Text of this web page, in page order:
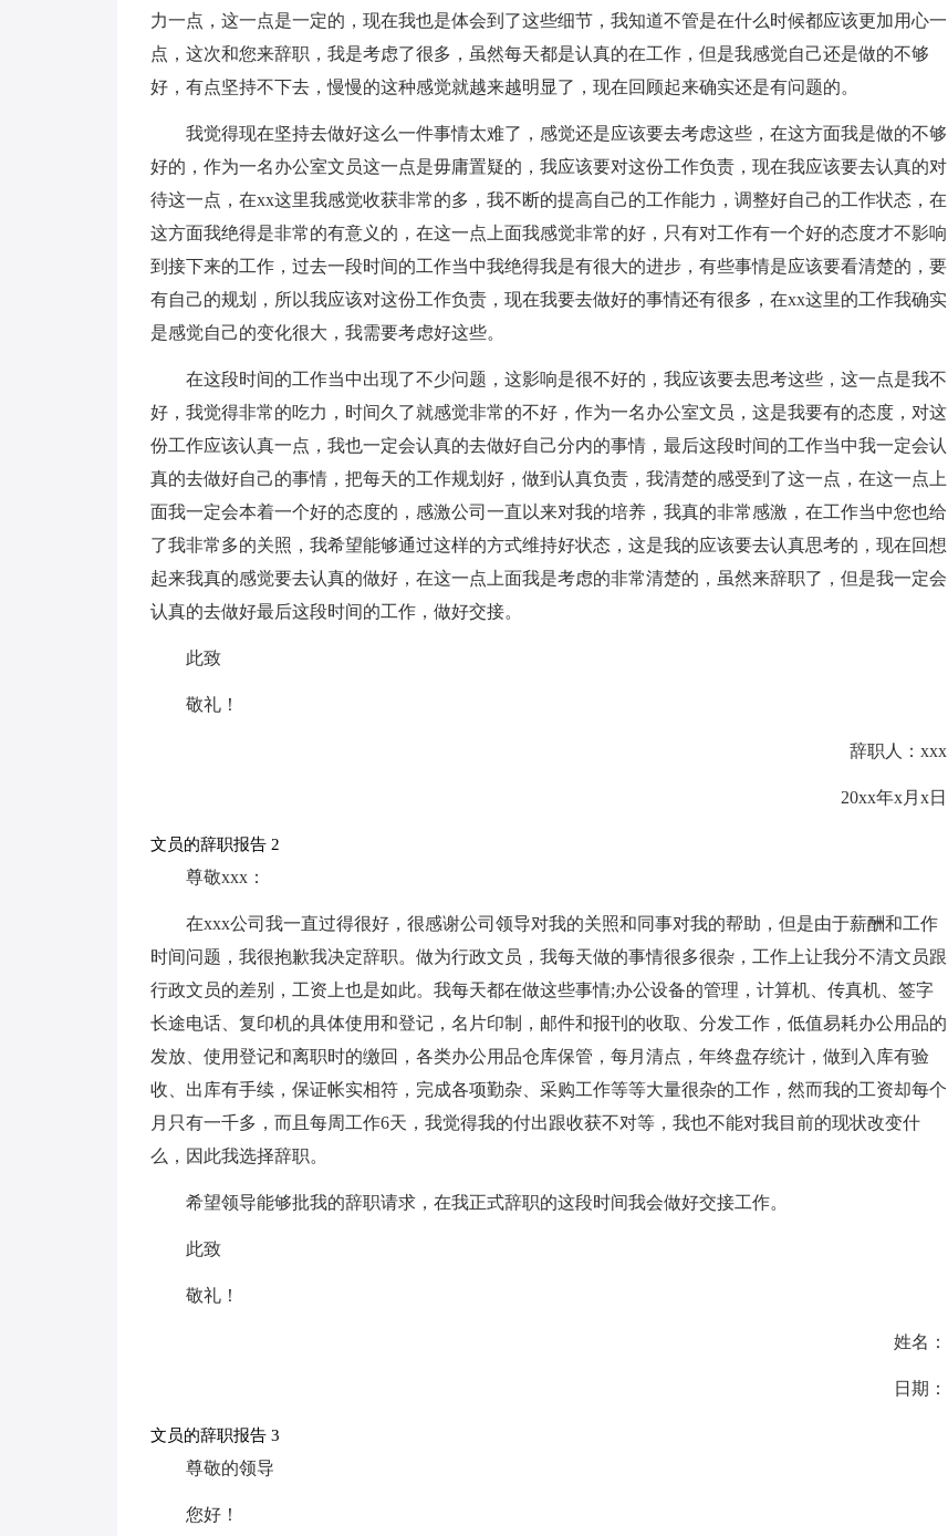
力一点，这一点是一定的，现在我也是体会到了这些细节，我知道不管是在什么时候都应该更加用心一
点，这次和您来辞职，我是考虑了很多，虽然每天都是认真的在工作，但是我感觉自己还是做的不够
好，有点坚持不下去，慢慢的这种感觉就越来越明显了，现在回顾起来确实还是有问题的。
我觉得现在坚持去做好这么一件事情太难了，感觉还是应该要去考虑这些，在这方面我是做的不够
好的，作为一名办公室文员这一点是毋庸置疑的，我应该要对这份工作负责，现在我应该要去认真的对
待这一点，在xx这里我感觉收获非常的多，我不断的提高自己的工作能力，调整好自己的工作状态，在
这方面我绝得是非常的有意义的，在这一点上面我感觉非常的好，只有对工作有一个好的态度才不影响
到接下来的工作，过去一段时间的工作当中我绝得我是有很大的进步，有些事情是应该要看清楚的，要
有自己的规划，所以我应该对这份工作负责，现在我要去做好的事情还有很多，在xx这里的工作我确实
是感觉自己的变化很大，我需要考虑好这些。
在这段时间的工作当中出现了不少问题，这影响是很不好的，我应该要去思考这些，这一点是我不
好，我觉得非常的吃力，时间久了就感觉非常的不好，作为一名办公室文员，这是我要有的态度，对这
份工作应该认真一点，我也一定会认真的去做好自己分内的事情，最后这段时间的工作当中我一定会认
真的去做好自己的事情，把每天的工作规划好，做到认真负责，我清楚的感受到了这一点，在这一点上
面我一定会本着一个好的态度的，感激公司一直以来对我的培养，我真的非常感激，在工作当中您也给
了我非常多的关照，我希望能够通过这样的方式维持好状态，这是我的应该要去认真思考的，现在回想
起来我真的感觉要去认真的做好，在这一点上面我是考虑的非常清楚的，虽然来辞职了，但是我一定会
认真的去做好最后这段时间的工作，做好交接。
此致
敬礼！
辞职人：xxx
20xx年x月x日
文员的辞职报告 2
尊敬xxx：
在xxx公司我一直过得很好，很感谢公司领导对我的关照和同事对我的帮助，但是由于薪酬和工作
时间问题，我很抱歉我决定辞职。做为行政文员，我每天做的事情很多很杂，工作上让我分不清文员跟
行政文员的差别，工资上也是如此。我每天都在做这些事情;办公设备的管理，计算机、传真机、签字
长途电话、复印机的具体使用和登记，名片印制，邮件和报刊的收取、分发工作，低值易耗办公用品的
发放、使用登记和离职时的缴回，各类办公用品仓库保管，每月清点，年终盘存统计，做到入库有验
收、出库有手续，保证帐实相符，完成各项勤杂、采购工作等等大量很杂的工作，然而我的工资却每个
月只有一千多，而且每周工作6天，我觉得我的付出跟收获不对等，我也不能对我目前的现状改变什
么，因此我选择辞职。
希望领导能够批我的辞职请求，在我正式辞职的这段时间我会做好交接工作。
此致
敬礼！
姓名：
日期：
文员的辞职报告 3
尊敬的领导
您好！